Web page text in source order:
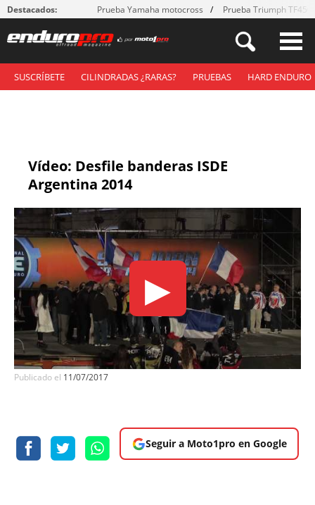
Destacados: Prueba Yamaha motocross Prueba Triumph
SUSCRÍBETE CILINDRADAS ¿RARAS? PRUEBAS HARD ENDURO
Vídeo: Desfile banderas ISDE
Argentina 2014
▶
Publicado el 11/07/2017
Seguir a Moto1pro en Google